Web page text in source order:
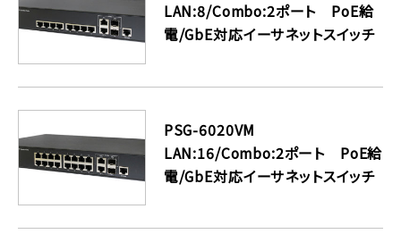
LAN:8/Combo:2ポート PoE給
電/GbE対応イーサネットスイッチ
PSG-6020VM
LAN:16/Combo:2ポート PoE給
電/GbE対応イーサネットスイッチ